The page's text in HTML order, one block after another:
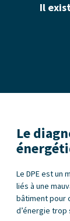
Il
Le
Le DPE est un
liés à une
bâtiment pour
d’énergie trop